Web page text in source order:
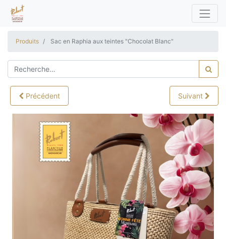
Produits Sac en Raphia aux teintes "Chocolat Blanc"
Précédent Suivant